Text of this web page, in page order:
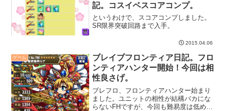
記。コスイベスコアコンプ。
というわけで、スコアコンプしました。
SR限界突破回路まで入手。
2015.04.06
ゲーム
ブレイブフロンティア日記。フロ
ンティアハンター開始！今回は相
性良さげ。
ブレフロ、フロンティアハンター始まり
ました。ユニットの相性が結構バカにな
らないFHですが、今回も難易度は低めと